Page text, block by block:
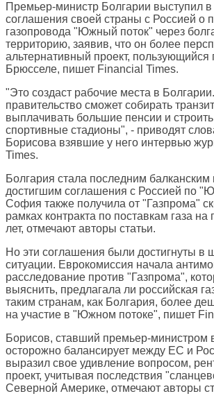
Премьер-министр Болгарии выступил
соглашения своей страны с Россией о
газопровода "Южный поток" через
территорию, заявив, что он более
альтернативный проект, пользующийся
Брюсселе, пишет Financial Times.
"Это создаст рабочие места в
правительство сможет собирать
выплачивать большие пенсии и
спортивные стадионы", - приводят
Борисова взявшие у него интервью
Times.
Болгария стала последним балканским
достигшим соглашения с Россией по
София также получила от "Газпрома"
рамках контракта по поставкам газа
лет, отмечают авторы статьи.
Но эти соглашения были достигнуты в
ситуации. Еврокомиссия начала
расследование против "Газпрома",
выяснить, предлагала ли российская
таким странам, как Болгария, более
на участие в "Южном потоке", пишет
Борисов, ставший премьер-министром
осторожно балансирует между ЕС и
выразил свое удивление вопросом,
проект, учитывая последствия
Северной Америке, отмечают авторы